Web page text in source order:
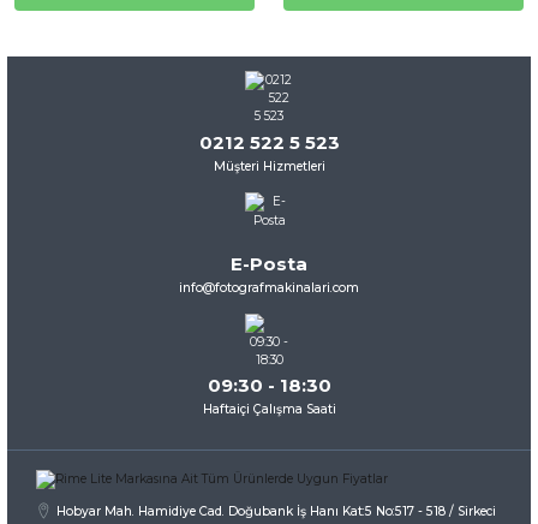
0212 522 5 523
Müşteri Hizmetleri
E-Posta
info@fotografmakinalari.com
09:30 - 18:30
Haftaiçi Çalışma Saati
Hobyar Mah. Hamidiye Cad. Doğubank İş Hanı Kat:5 No:517 - 518 / Sirkeci